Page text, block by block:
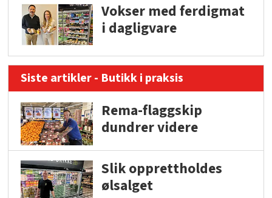
Vokser med ferdigmat
i dagligvare
Siste artikler - Butikk i praksis
Rema-flaggskip
dundrer videre
Slik opprettholdes
ølsalget